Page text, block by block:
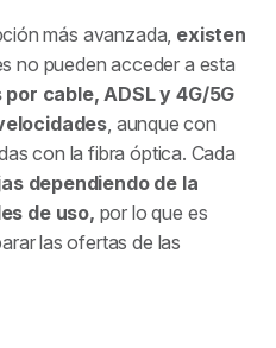
más avanzada, existen
no pueden acceder a esta
cable, ADSL y 4G/5G
, aunque con
con la fibra óptica. Cada
dependiendo de la
de uso, por lo que es
las ofertas de las